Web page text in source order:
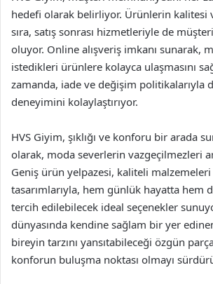
hedefi olarak belirliyor. Ürünlerin kalitesi
sıra, satış sonrası hizmetleriyle de
oluyor. Online alışveriş imkanı sunarak,
istedikleri ürünlere kolayca ulaşmasını
zamanda, iade ve değişim politikalarıyla
deneyimini kolaylaştırıyor.
HVS Giyim, şıklığı ve konforu bir arada
olarak, moda severlerin vazgeçilmezleri
Geniş ürün yelpazesi, kaliteli
tasarımlarıyla, hem günlük hayatta hem
tercih edilebilecek ideal seçenekler
dünyasında kendine sağlam bir yer
bireyin tarzını yansıtabileceği özgün
konforun buluşma noktası olmayı